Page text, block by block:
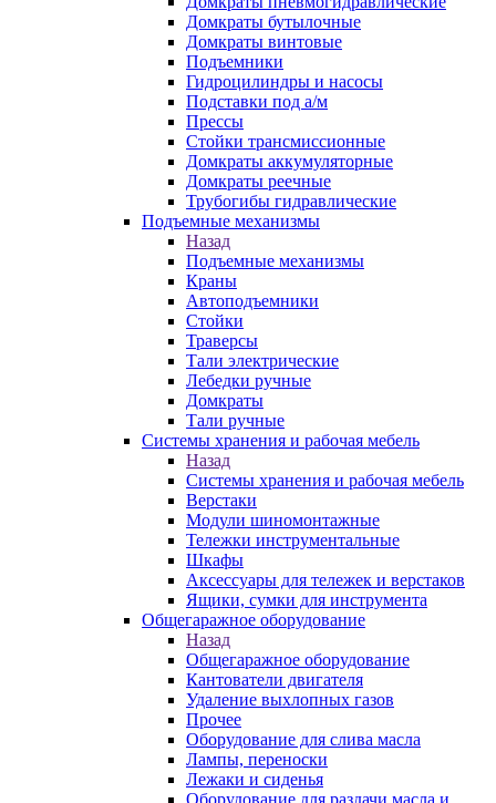
Домкраты бутылочные
Домкраты винтовые
Подъемники
Гидроцилиндры и насосы
Подставки под а/м
Прессы
Стойки трансмиссионные
Домкраты аккумуляторные
Домкраты реечные
Трубогибы гидравлические
Подъемные механизмы
Назад
Подъемные механизмы
Краны
Автоподъемники
Стойки
Траверсы
Тали электрические
Лебедки ручные
Домкраты
Тали ручные
Системы хранения и рабочая мебель
Назад
Системы хранения и рабочая мебель
Верстаки
Модули шиномонтажные
Тележки инструментальные
Шкафы
Аксессуары для тележек и верстаков
Ящики, сумки для инструмента
Общегаражное оборудование
Назад
Общегаражное оборудование
Кантователи двигателя
Удаление выхлопных газов
Прочее
Оборудование для слива масла
Лампы, переноски
Лежаки и сиденья
Оборудование для раздачи масла и